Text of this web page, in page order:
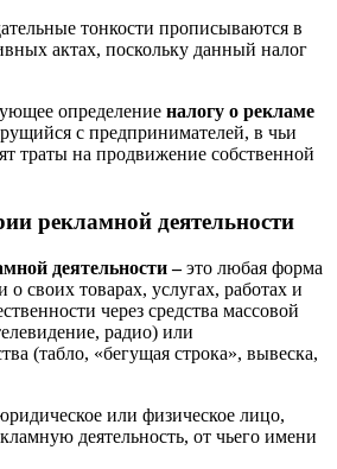
тонкости прописываются в
актах, поскольку данный налог
определение налогу о рекламе
с предпринимателей, в чьи
траты на продвижение собственной
рекламной деятельности
деятельности –это любая форма
своих товарах, услугах, работах и
через средства массовой
радио) или
(табло, «бегущая строка», вывеска,
или физическое лицо,
деятельность, от чьего имени